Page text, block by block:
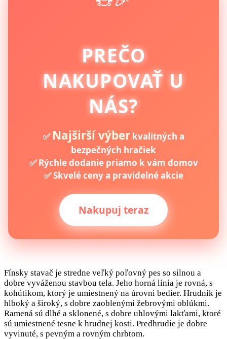
🧸🎉
PREČO
NAKUPOVAŤ U
NÁS?
✅ Najširší výberkvalitných a
bezpečných hračiek
✅ Rýchle dodanie priamo k vám domov
✅ Skvelé ceny a pravidelné akcie
Nakupuj teraz
Fínsky stavač je stredne veľký poľovný pes so silnou a
dobre vyváženou stavbou tela. Jeho horná línia je rovná, s
kohútikom, ktorý je umiestnený na úrovni bedier. Hrudník je
hlboký a široký, s dobre zaoblenými žebrovými oblúkmi.
Ramená sú dlhé a sklonené, s dobre uhlovými lakťami, ktoré
sú umiestnené tesne k hrudnej kosti. Predhrudie je dobre
vyvinuté, s pevným a rovným chrbtom.